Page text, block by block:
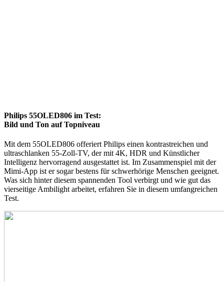
Philips 55OLED806 im Test:
Bild und Ton auf Topniveau
Mit dem 55OLED806 offeriert Philips einen kontrastreichen und
ultraschlanken 55-Zoll-TV, der mit 4K, HDR und Künstlicher
Intelligenz hervorragend ausgestattet ist. Im Zusammenspiel mit der
Mimi-App ist er sogar bestens für schwerhörige Menschen geeignet.
Was sich hinter diesem spannenden Tool verbirgt und wie gut das
vierseitige Ambilight arbeitet, erfahren Sie in diesem umfangreichen
Test.